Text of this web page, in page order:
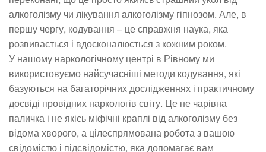
алкоголізму чи лікування алкоголізму гіпнозом. Але, в
першу чергу, кодування – це справжня наука, яка
розвивається і вдосконалюється з кожним роком.
У нашому наркологічному центрі в Рівному ми
використовуємо найсучасніші методи кодування, які
базуються на багаторічних дослідженнях і практичному
досвіді провідних наркологів світу. Це не чарівна
паличка і не якісь міфічні краплі від алкоголізму без
відома хворого, а цілеспрямована робота з вашою
свідомістю і підсвідомістю, яка допомагає вам